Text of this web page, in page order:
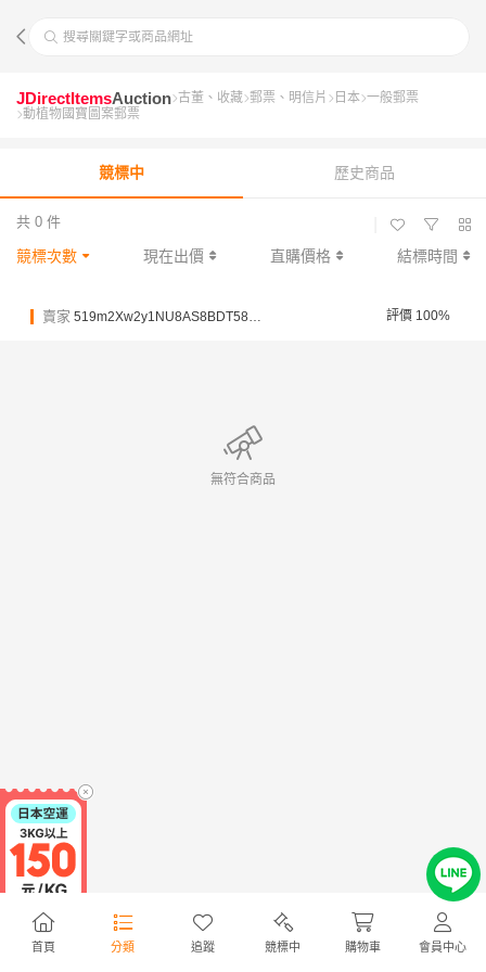
搜尋關鍵字或商品網址
首頁 分類 追蹤 競標中 購物車 會員中心
JDirectItemsAuction 古董、收藏 郵票、明信片 日本 一般郵票
動植物國寶圖案郵票
競標中 歷史商品
共 0 件
競標次數 現在出價 直購價格 結標時間
賣家 519m2Xw2y1NU8AS8BDT58yae1Y4WL 評價 100%
無符合商品